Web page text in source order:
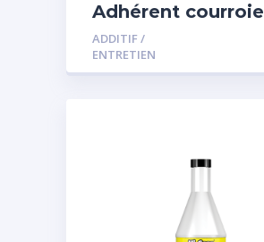
Adhérent courroie
ADDITIF /
ENTRETIEN